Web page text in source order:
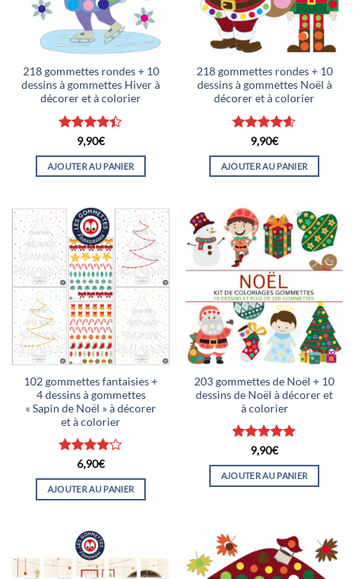
218 gommettes rondes + 10
dessins à gommettes Hiver à
décorer et à colorier
Note4.38
sur 5
9,90€
AJOUTER AU PANIER
218 gommettes rondes + 10
dessins à gommettes Noël à
décorer et à colorier
Note4.57
sur 5
9,90€
AJOUTER AU PANIER
102 gommettes fantaisies +
4 dessins à gommettes
« Sapin de Noël » à décorer
et à colorier
Note4
sur 5
6,90€
AJOUTER AU PANIER
203 gommettes de Noël + 10
dessins de Noël à décorer et
à colorier
Note5sur
5
9,90€
AJOUTER AU PANIER